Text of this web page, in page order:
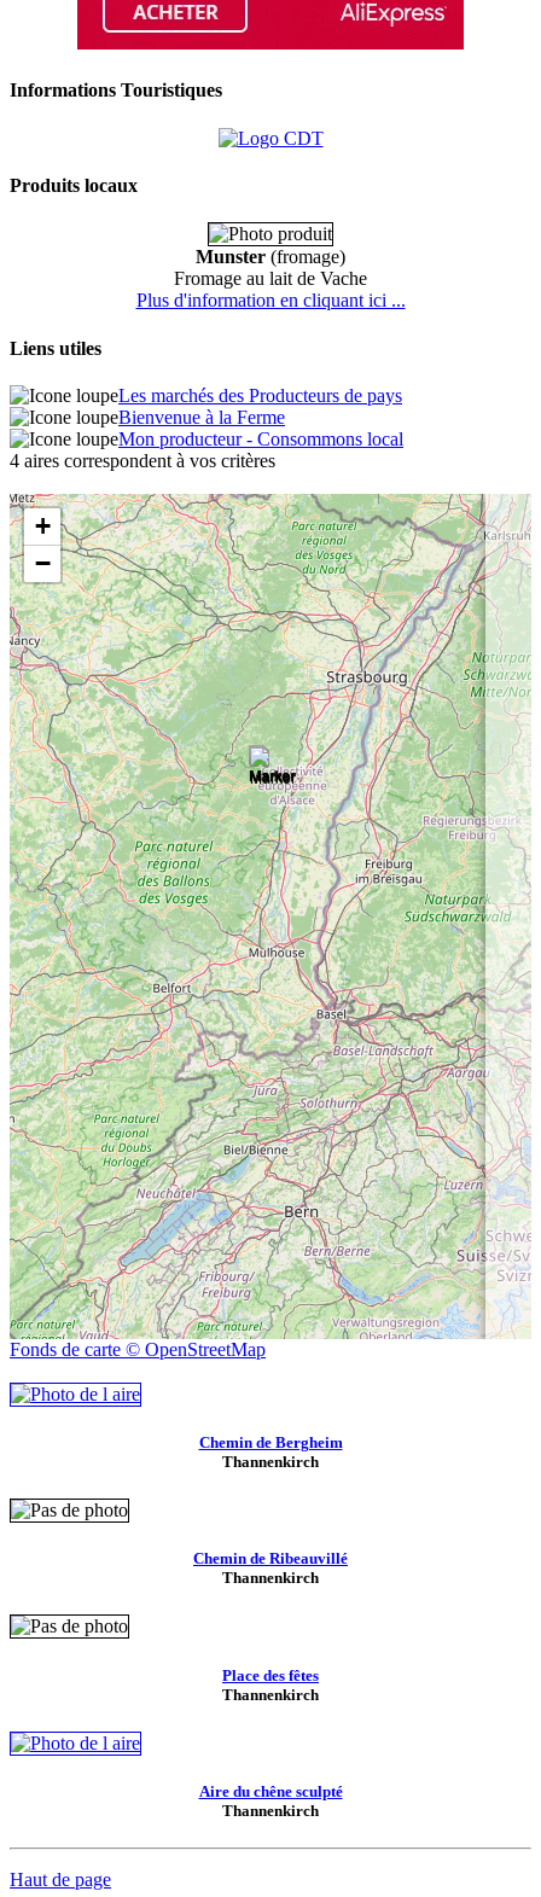
Informations Touristiques
Produits locaux
Munster (fromage)
Fromage au lait de Vache
Plus d'information en cliquant ici ...
Liens utiles
Les marchés des Producteurs de pays
Bienvenue à la Ferme
Mon producteur - Consommons local
4 aires correspondent à vos critères
+
−
Fonds de carte © OpenStreetMap
Chemin de Bergheim
Thannenkirch
Chemin de Ribeauvillé
Thannenkirch
Place des fêtes
Thannenkirch
Aire du chêne sculpté
Thannenkirch
Haut de page